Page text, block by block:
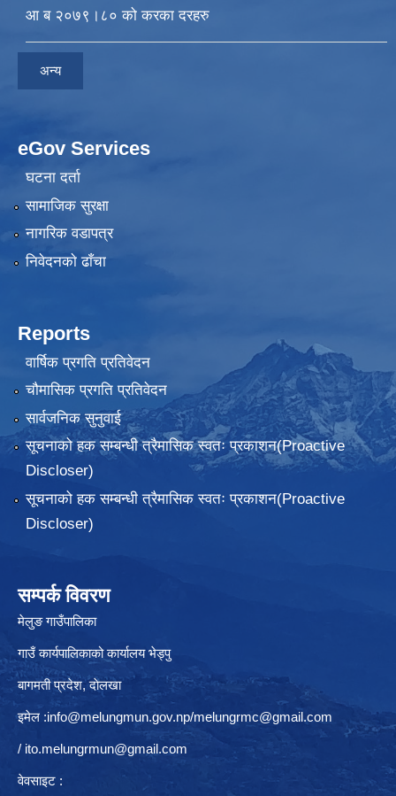
आ ब २०७९।८० को करका दरहरु
अन्य
eGov Services
घटना दर्ता
सामाजिक सुरक्षा
नागरिक वडापत्र
निवेदनकाे ढाँचा
Reports
वार्षिक प्रगति प्रतिवेदन
चौमासिक प्रगति प्रतिवेदन
सार्वजनिक सुनुवाई
सूचनाको हक सम्बन्धी त्रैमासिक स्वतः प्रकाशन(Proactive
Discloser)
सूचनाको हक सम्बन्धी त्रैमासिक स्वतः प्रकाशन(Proactive
Discloser)
सम्पर्क विवरण
मेलुङ गाउँपालिका
गाउँ कार्यपालिकाको कार्यालय भेड्पु
बागमती प्रदेश, दाेलखा
इमेल :info@melungmun.gov.np/melungrmc@gmail.com
/ ito.melungrmun@gmail.com
वेवसाइट :